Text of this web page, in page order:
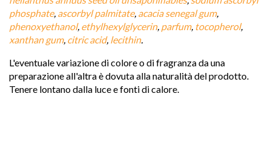
phosphate, ascorbyl palmitate, acacia senegal gum
phenoxyethanol, ethylhexylglycerin, parfum, tocopherol
xanthan gum, citric acid, lecithin.
L'eventuale variazione di colore o di fragranza da una
preparazione all'altra è dovuta alla naturalità del prodotto.
Tenere lontano dalla luce e fonti di calore.